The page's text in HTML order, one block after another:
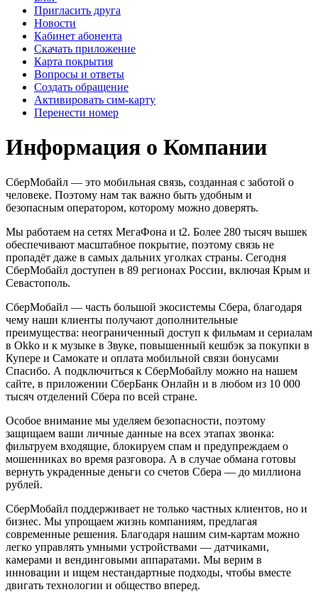
Пригласить друга
Новости
Кабинет абонента
Скачать приложение
Карта покрытия
Вопросы и ответы
Создать обращение
Активировать сим-карту
Перенести номер
Информация о Компании
СберМобайл — это мобильная связь, созданная с заботой о
человеке. Поэтому нам так важно быть удобным и
безопасным оператором, которому можно доверять.
Мы работаем на сетях МегаФона и t2. Более 280 тысяч вышек
обеспечивают масштабное покрытие, поэтому связь не
пропадёт даже в самых дальних уголках страны. Сегодня
СберМобайл доступен в 89 регионах России, включая Крым и
Севастополь.
СберМобайл — часть большой экосистемы Сбера, благодаря
чему наши клиенты получают дополнительные
преимущества: неограниченный доступ к фильмам и сериалам
в Okko и к музыке в Звуке, повышенный кешбэк за покупки в
Купере и Самокате и оплата мобильной связи бонусами
Спасибо. А подключиться к СберМобайлу можно на нашем
сайте, в приложении СберБанк Онлайн и в любом из 10 000
тысяч отделений Сбера по всей стране.
Особое внимание мы уделяем безопасности, поэтому
защищаем ваши личные данные на всех этапах звонка:
фильтруем входящие, блокируем спам и предупреждаем о
мошенниках во время разговора. А в случае обмана готовы
вернуть украденные деньги со счетов Сбера — до миллиона
рублей.
СберМобайл поддерживает не только частных клиентов, но и
бизнес. Мы упрощаем жизнь компаниям, предлагая
современные решения. Благодаря нашим сим-картам можно
легко управлять умными устройствами — датчиками,
камерами и вендинговыми аппаратами. Мы верим в
инновации и ищем нестандартные подходы, чтобы вместе
двигать технологии и общество вперед.